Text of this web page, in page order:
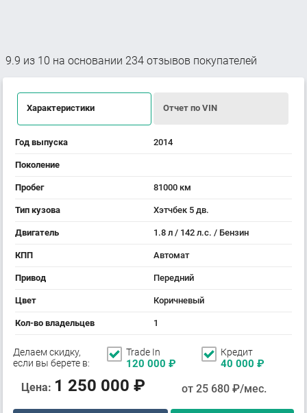
9.9 из 10 на основании 234 отзывов покупателей
Характеристики Отчет по VIN
Год выпуска 2014
Поколение
Пробег 81000 км
Тип кузова Хэтчбек 5 дв.
Двигатель 1.8 л / 142 л.с. / Бензин
КПП Автомат
Привод Передний
Цвет Коричневый
Кол-во владельцев 1
Делаем скидку,
если вы берете в:
Trade In
120 000 ₽
Кредит
40 000 ₽
Цена: 1 250 000 ₽ от 25 680₽/мес.